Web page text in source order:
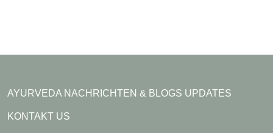
AYURVEDA NACHRICHTEN & BLOGS UPDATES
KONTAKT US